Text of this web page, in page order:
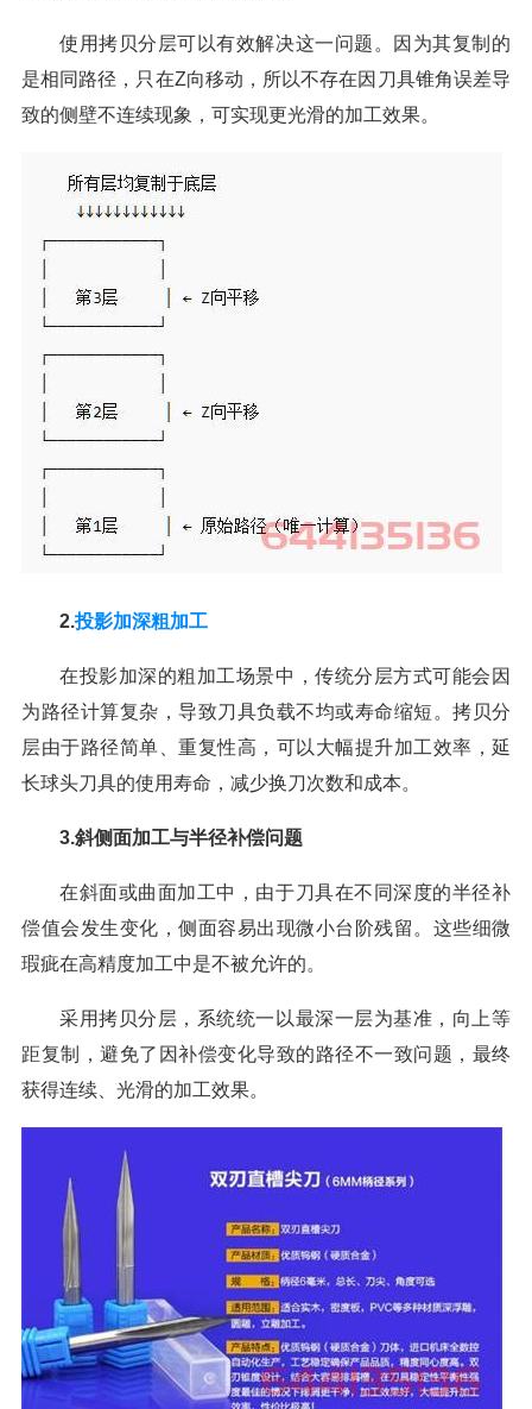
使用拷贝分层可以有效解决这一问题。因为其复制的
是相同路径，只在Z向移动，所以不存在因刀具锥角误差导
致的侧壁不连续现象，可实现更光滑的加工效果。
2.投影加深粗加工
在投影加深的粗加工场景中，传统分层方式可能会因
为路径计算复杂，导致刀具负载不均或寿命缩短。拷贝分
层由于路径简单、重复性高，可以大幅提升加工效率，延
长球头刀具的使用寿命，减少换刀次数和成本。
3.斜侧面加工与半径补偿问题
在斜面或曲面加工中，由于刀具在不同深度的半径补
偿值会发生变化，侧面容易出现微小台阶残留。这些细微
瑕疵在高精度加工中是不被允许的。
采用拷贝分层，系统统一以最深一层为基准，向上等
距复制，避免了因补偿变化导致的路径不一致问题，最终
获得连续、光滑的加工效果。